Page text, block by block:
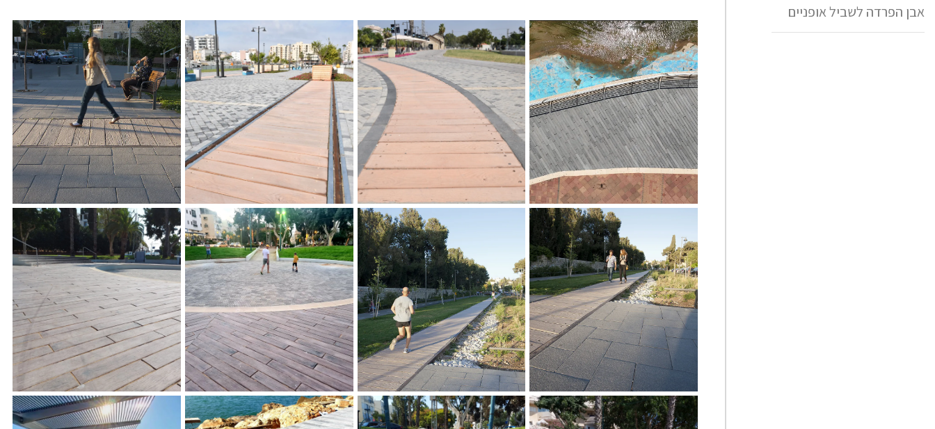
אבן הפרדה לשביל אופניים
ריצוף אקרדק טיילת נהריה ,
מילר בלום אדריכלי נוף צלום
עמיר טקרל
אריחי סקויה מתחם התחנה
עפולה
אריחי סקויה מתחם התחנה
עפולה
סקויה , פארק המסילה ירושלים
, מנעד אדריכלים
סקויה , פארק המסילה ירושלים
, מנעד אדריכלים
סקויה , פארק המסילה ירושלים
, מנעד אדריכלים
ריצוף אקרדק, כיכר אוסישקין
רמת השרון
ריצוף אקרדק, כיכר אוסישקין
רמת השרון